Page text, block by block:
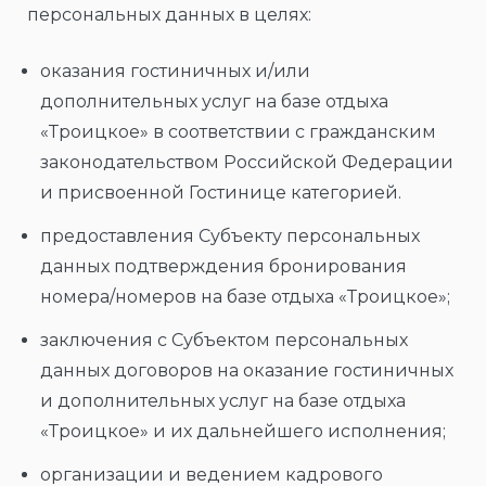
персональных данных в целях:
оказания гостиничных и/или
дополнительных услуг на базе отдыха
«Троицкое» в соответствии с гражданским
законодательством Российской Федерации
и присвоенной Гостинице категорией.
предоставления Субъекту персональных
данных подтверждения бронирования
номера/номеров на базе отдыха «Троицкое»;
заключения с Субъектом персональных
данных договоров на оказание гостиничных
и дополнительных услуг на базе отдыха
«Троицкое» и их дальнейшего исполнения;
организации и ведением кадрового